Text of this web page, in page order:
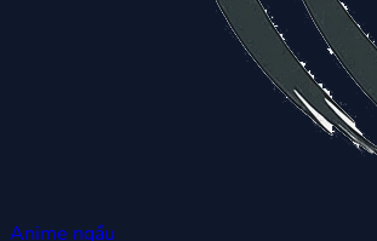
Anime ngầu